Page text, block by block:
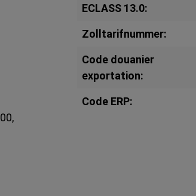
ECLASS 13.0:
Zolltarifnummer:
Code douanier
exportation:
Code ERP: